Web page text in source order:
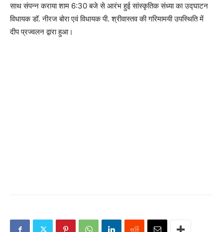
साथ संपन्न कराया शाम 6:30 बजे से आरंभ हुई सांस्कृतिक संध्या का उद्घाटन
विधायक डॉ. नीरज बोरा एवं विधायक पी. श्रीवास्तव की गरिमामयी उपस्थिति में
दीप प्रज्वलन द्वारा हुआ।